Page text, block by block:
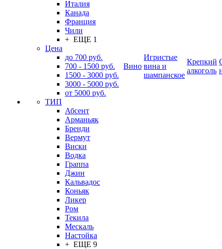
Италия
Канада
Франция
Чили
+ ЕЩЕ 1
Цена
до 700 руб.
700 - 1500 руб.
1500 - 3000 руб.
3000 - 5000 руб.
от 5000 руб.
ТИП
Абсент
Арманьяк
Бренди
Вермут
Виски
Водка
Граппа
Джин
Кальвадос
Коньяк
Ликер
Ром
Текила
Мескаль
Настойка
+ ЕЩЕ 9
Вино
Игристые
вина и
шампанское
Крепкий
алкоголь